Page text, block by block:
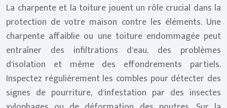
La charpente et la toiture jouent un rôle crucial dans la
protection de votre maison contre les éléments. Une
charpente affaiblie ou une toiture endommagée peut
entraîner des infiltrations d’eau, des problèmes
d’isolation et même des effondrements partiels.
Inspectez régulièrement les combles pour détecter des
signes de pourriture, d’infestation par des insectes